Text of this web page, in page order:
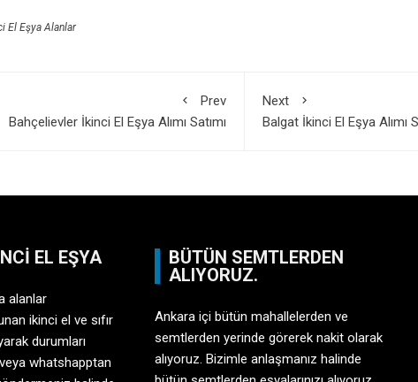
El Eşya Alanlar
Prev
Bahçelievler İkinci El Eşya Alımı Satımı
Next
Balgat İkinci El Eşya Alımı
EL EŞYA
alanlar
ikinci el ve sıfır
durumları
whatshapptan
BÜTÜN SEMTLERDEN
ALIYORUZ.
Ankara içi bütün mahallelerden ve
semtlerden yerinde görerek nakit olarak
alıyoruz. Bizimle anlaşmanız halinde